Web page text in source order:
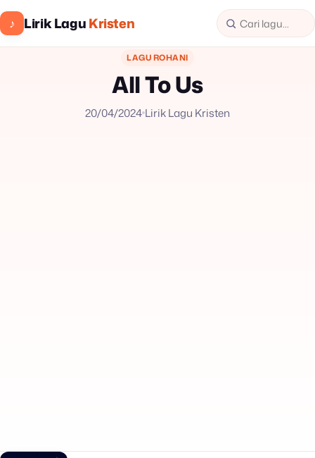
♪ Lirik LaguKristen
LAGU ROHANI
All To Us
20/04/2024 Lirik Lagu Kristen